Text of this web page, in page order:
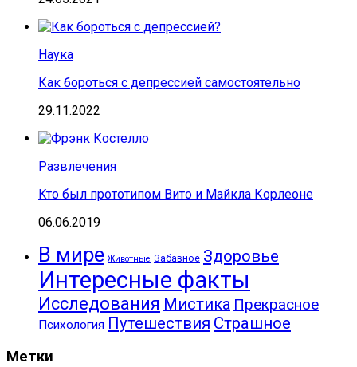
Наука
Как бороться с депрессией самостоятельно
29.11.2022
Развлечения
Кто был прототипом Вито и Майкла Корлеоне
06.06.2019
В мире Животные Забавное Здоровье
Интересные факты
Исследования Мистика Прекрасное
Психология Путешествия Страшное
Метки